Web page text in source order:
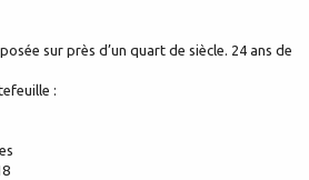
sur près d’un quart de siècle. 24 ans de
: